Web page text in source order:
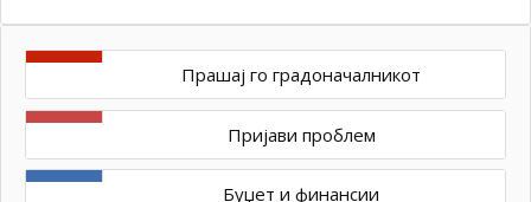
Прашај го градоначалникот
Пријави проблем
Буџет и финансии